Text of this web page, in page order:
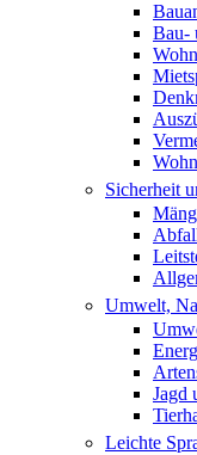
Bau-
Sicherheit
Umwelt,
Jagd
Leichte